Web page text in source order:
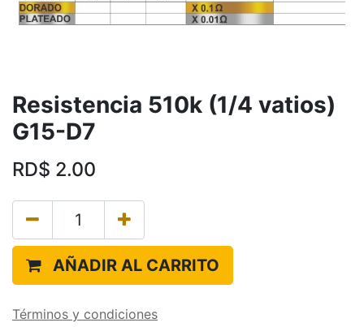
Resistencia 510k (1/4 vatios)
G15-D7
RD$ 2.00
AÑADIR AL CARRITO
Términos y condiciones